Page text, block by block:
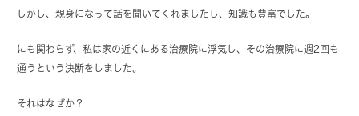
しかし、親身になって話を聞いてくれましたし、知識も豊富でした。
にも関わらず、私は家の近くにある治療院に浮気し、その治療院に週2回も
通うという決断をしました。
それはなぜか？